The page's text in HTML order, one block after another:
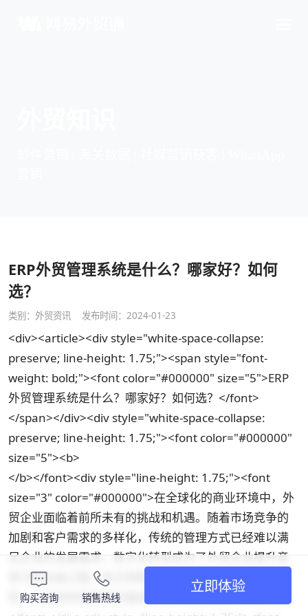
ERP外贸管理系统是什么？哪家好？如何
选？
类别： 外贸资讯 发布时间：2024-01-23
<div><article><div style="white-space-collapse:
preserve; line-height: 1.75;"><span style="font-
weight: bold;"><font color="#000000" size="5">ERP
外贸管理系统是什么？哪家好？如何选？</font>
</span></div><div style="white-space-collapse:
preserve; line-height: 1.75;"><font color="#000000"
size="5"><b>
</b></font><div style="line-height: 1.75;"><font
size="3" color="#000000">在全球化的商业环境中，外
贸企业面临着前所未有的挑战和机遇。随着市场竞争的
加剧和客户需求的多样化，传统的管理方式已经难以满
足企业的发展需求。数字化转型成为了外贸企业提升竞
争力的必由之路。本文将探讨外贸ERP管理系统的重要
性，以及如何选择和实施适合自己企业的ERP系统。
购买咨询 销售热线
立即体验